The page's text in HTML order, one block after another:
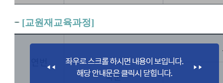
[교원재교육과정]
국문